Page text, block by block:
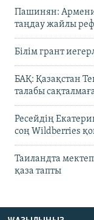
Пашинян:
таңдау жайлы
Білім грант
БАҚ: Қазақстан
талабы
Ресейдің
соң Wildberries
Таиландта
қаза тапты